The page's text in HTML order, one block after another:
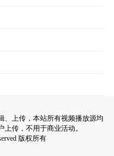
、上传，本站所有视频播放源均
传，不用于商业活动。
版权所有